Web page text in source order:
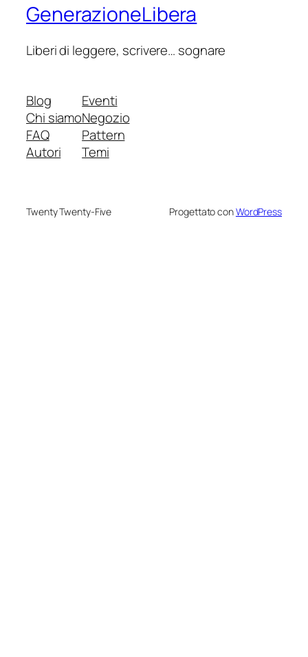
GenerazioneLibera
Liberi di leggere, scrivere… sognare
Blog
Chi siamo
FAQ
Autori
Eventi
Negozio
Pattern
Temi
Twenty Twenty-Five Progettato conWordPress